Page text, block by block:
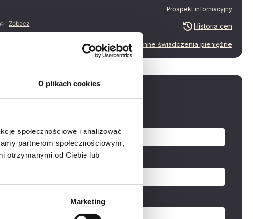
O plikach cookies
społecznościowe i analizować
partnerom społecznościowym,
otrzymanymi od Ciebie lub
Marketing
Zobacz
Prospekt informacyjny
Historia cen
Inne świadczenia pieniężne
Zapytaj o mieszkanie
Telefon